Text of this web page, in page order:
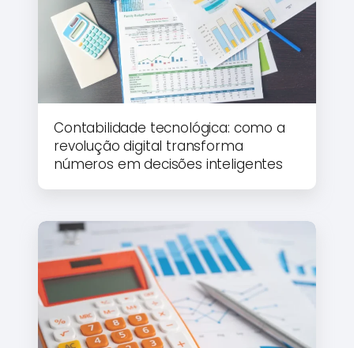
Contabilidade tecnológica: como a
revolução digital transforma
números em decisões inteligentes